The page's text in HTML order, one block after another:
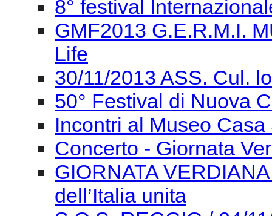
8° festival
GMF2013 G.E.R.M.I.
Life
30/11/2013 ASS. Cul.
50° Festival di Nuova
Incontri al Museo
Concerto - Giornata
GIORNATA
dell’Italia unita